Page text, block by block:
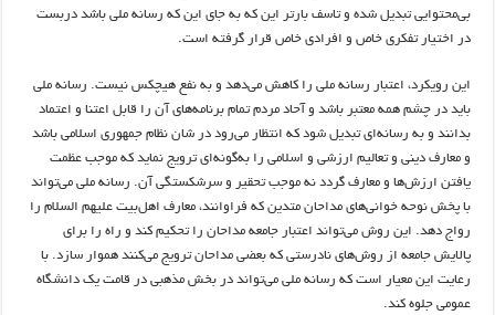
بی‌محتوایی تبدیل شده و تاسف بارتر این که به جای این که رسانه ملی باشد دربست
در اختیار تفکری خاص و افرادی خاص قرار گرفته است.
این رویکرد، اعتبار رسانه ملی را کاهش می‌دهد و به نفع هیچکس نیست. رسانه ملی
باید در چشم همه معتبر باشد و آحاد مردم تمام برنامه‌های آن را قابل اعتنا و اعتماد
بدانند و به رسانه‌ای تبدیل شود که انتظار می‌رود در شان نظام جمهوری اسلامی باشد
و معارف دینی و تعالیم ارزشی و اسلامی را به‌گونه‌ای ترویج نماید که موجب عظمت
یافتن ارزش‌ها و معارف گردد نه‌ موجب تحقیر و سرشکستگی آن. رسانه ملی می‌تواند
با پخش نوحه خوانی‌های مداحان متدین که فراوانند، معارف اهل‌بیت علیهم السلام را
رواج دهد. این روش می‌تواند اعتبار جامعه مداحان را تحکیم کند و راه را برای
پالایش جامعه از روش‌های نادرستی که بعضی مداحان ترویج می‌کنند هموار سازد. با
رعایت این معیار است که رسانه ملی می‌تواند در بخش مذهبی در قامت یک دانشگاه
عمومی جلوه کند.